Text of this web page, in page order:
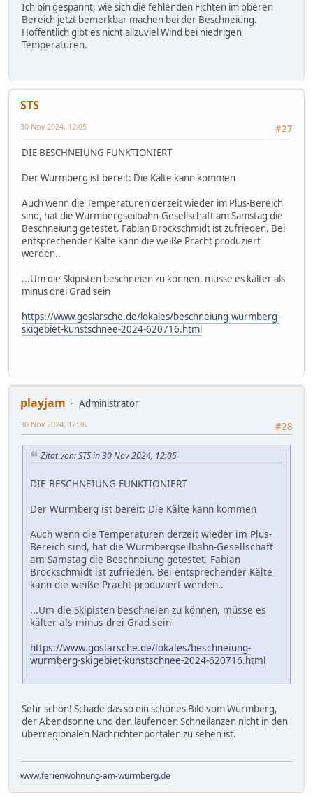
Ich bin gespannt, wie sich die fehlenden Fichten im oberen
Bereich jetzt bemerkbar machen bei der Beschneiung.
Hoffentlich gibt es nicht allzuviel Wind bei niedrigen
Temperaturen.
STS
#27
30 Nov 2024, 12:05
DIE BESCHNEIUNG FUNKTIONIERT
Der Wurmberg ist bereit: Die Kälte kann kommen
Auch wenn die Temperaturen derzeit wieder im Plus-Bereich
sind, hat die Wurmbergseilbahn-Gesellschaft am Samstag die
Beschneiung getestet. Fabian Brockschmidt ist zufrieden. Bei
entsprechender Kälte kann die weiße Pracht produziert
werden..
...Um die Skipisten beschneien zu können, müsse es kälter als
minus drei Grad sein
https://www.goslarsche.de/lokales/beschneiung-wurmberg-
skigebiet-kunstschnee-2024-620716.html
playjam
Administrator
#28
30 Nov 2024, 12:36
Zitat von: STS in 30 Nov 2024, 12:05
DIE BESCHNEIUNG FUNKTIONIERT
Der Wurmberg ist bereit: Die Kälte kann kommen
Auch wenn die Temperaturen derzeit wieder im Plus-
Bereich sind, hat die Wurmbergseilbahn-Gesellschaft
am Samstag die Beschneiung getestet. Fabian
Brockschmidt ist zufrieden. Bei entsprechender Kälte
kann die weiße Pracht produziert werden..
...Um die Skipisten beschneien zu können, müsse es
kälter als minus drei Grad sein
https://www.goslarsche.de/lokales/beschneiung-
wurmberg-skigebiet-kunstschnee-2024-620716.html
Sehr schön! Schade das so ein schönes Bild vom Wurmberg,
der Abendsonne und den laufenden Schneilanzen nicht in den
überregionalen Nachrichtenportalen zu sehen ist.
www.ferienwohnung-am-wurmberg.de